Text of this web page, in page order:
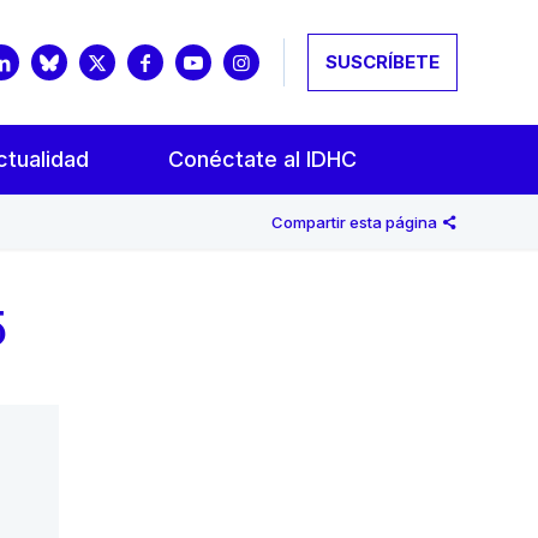
SUSCRÍBETE
Conéctate al IDHC
Compartir esta página